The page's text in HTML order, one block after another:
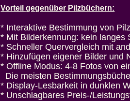
Vorteil gegenüber Pilzbüchern:
* Interaktive Bestimmung von
* Mit Bilderkennung: kein langes
* Schneller Quervergleich mit
* Hinzufügen eigener Bilder und
* Offline Modus: 4-8 Fotos von
Die meisten
* Display-Lesbarkeit in dunklen
* Unschlagbares Preis-/